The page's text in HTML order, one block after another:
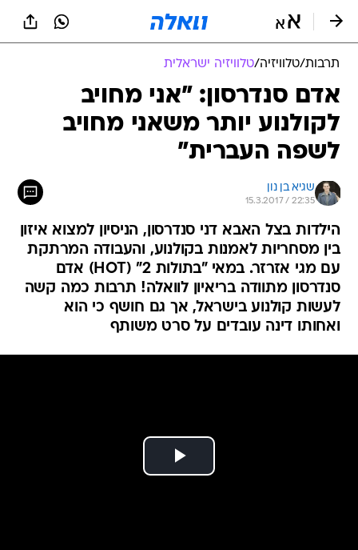
תרבות/טלוויזיה/טלוויזיה ישראלית
אדם סנדרסון: "אני מחויב
לקולנוע יותר משאני מחויב
לשפה העברית"
שגיא בן נון
15.3.2017 / 22:35
הילדות בצל האבא דני סנדרסון, הניסיון למצוא איזון
בין מסחריות לאמנות בקולנוע, והעבודה המרתקת
עם מגי אזרזר. במאי "בתולות 2" (HOT) אדם
סנדרסון מתוודה בריאיון לוואלה! תרבות כמה קשה
לעשות קולנוע בישראל, אך גם חושף כי הוא
ואחותו דינה עובדים על סרט משותף